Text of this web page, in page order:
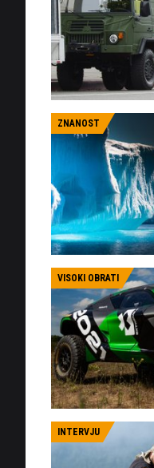
ZNANOST
VISOKI OBRATI
INTERVJU